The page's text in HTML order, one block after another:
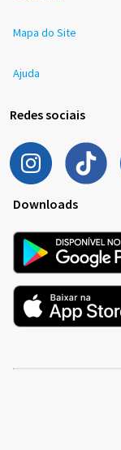
Mapa do Site
Ajuda
Redes sociais
Downloads